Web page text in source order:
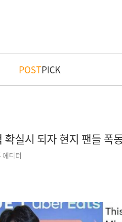
POSTPICK
확실시 되자 현지 팬들 폭
디터